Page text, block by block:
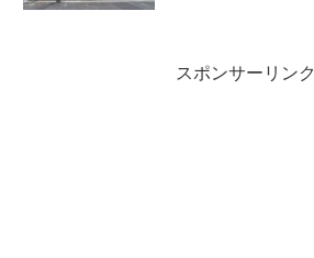
スポンサーリンク